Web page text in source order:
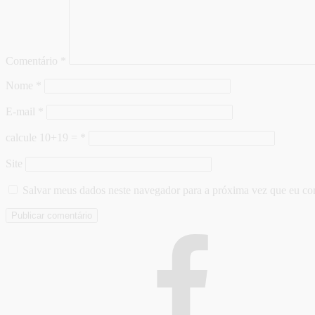
Comentário
Nome
E-mail
calcule 10+19 =
Site
Salvar meus dados neste navegador para a próxima vez que eu